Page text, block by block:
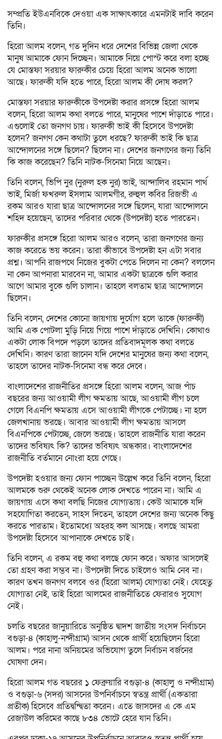
সম্প্রতি ইউএনবিকে দেওয়া এক সাক্ষাৎকারে এমনটাই দাবি করেন
তিনি।
হিরো আলম বলেন, গত দুদিন ধরে দেশের বিভিন্ন জেলা থেকে
মানুষ আমাকে ফোন দিচ্ছেন। আমাকে নিয়ে পোস্ট করে বলা হচ্ছে
যে মোস্তফা সরয়ার ফারুকীর চেয়ে হিরো আলম অনেক ভালো
আছে। ফারুকী যদি হতে পারে, হিরো আলম কী দোষ করল?
মোস্তফা সরয়ার ফারুকীকে উপদেষ্টা করার প্রসঙ্গে হিরো আলম
বলেন, হিরো আলম কথা বলতে পারে, মানুষের পাশে দাঁড়াতে পারে।
এগুলোই তো জনগণ চায়। ফারুকী ভাই কী হিসেবে উপদেষ্টা
হলেন? জনগণ কেন কথাটা তুলে ধরছে? ফারুকী ভাই কি ছাত্র
আন্দোলনের সঙ্গে ছিলেন? ছিলেন না। দেশের জনগণের জন্য তিনি
কি কাজ করেছেন? তিনি নাটক-সিনেমা নিয়ে আছেন।
তিনি বলেন, ভিপি নুর (নুরুল হক নুর) ভাই, আন্দালিব রহমান পার্থ
ভাই, মির্জা ফখরুল ইসলাম আলমগীর, রুহুল কবির রিজভী এ
রকম আরও যারা ছাত্র আন্দোলনের সঙ্গে ছিলেন, যারা আন্দোলনে
শহিদ হয়েছেন, তাদের পরিবার থেকে (উপদেষ্টা) হতে পারতেন।
ফারুকীর প্রসঙ্গে হিরো আলম আরও বলেন, তারা জনগণের জন্য
কাজ করেতে ভয় করেন। তারা কীভাবে উপদেষ্টা হন এটা সবার
প্রশ্ন। আপনি রাজপথে নিজের বুকটা পেতে দিলেন না কেন? বললেন
না কেন আপনারা মারবেন না, আমার একটা ছাত্রকে গুলি করার
আগে আমার বুকে গুলি চালান। তাহলে বলতাম ছাত্র আন্দোলনে
ছিলেন।
তিনি বলেন, দেশের কোনো জায়গায় দুর্যোগ হলে তাকে (ফারুকী)
আমি এক পোটলা মুড়ি নিয়ে গিয়ে পাশে দাঁড়াতে দেখিনি। কোথাও
একটা লোক বিপদে পড়লে তাদের প্রতিবাদমূলক কথা বলতে
দেখিনি। কারণ তারা জানেন যদি দেশের মানুষের জন্য কথা বলেন,
তাহলে তাদের নাটক-সিনেমা বন্ধ করে দেবে।
বাংলাদেশের রাজনীতির প্রসঙ্গে হিরো আলম বলেন, আজ পাঁচ
বছরের জন্য আওয়ামী লীগ ক্ষমতায় আছে, আওয়ামী লীগ চলে
গেলে বিএনপি ক্ষমতায় এসে আওয়ামী লীগকে পেটাচ্ছে। না হলে
জেলখানায় ভরছে। আবার আওয়ামী লীগ ক্ষমতায় আসলে
বিএনপিকে পেটাচ্ছে, জেলে ভরছে। তাহলে রাজনীতি যারা করেন
তাদের ভবিষ্যৎ কি? তাদের ভবিষ্যৎ অন্ধকার। বাংলাদেশের
রাজনীতি বর্তমানে নোংরা হয়ে গেছে।
উপদেষ্টা হওয়ার জন্য ফোন পাচ্ছেন উল্লেখ করে তিনি বলেন, হিরো
আলমকে শুরু থেকেই অনেক লোক দেখতে পারেন না। আমি এ
জায়গায় এসে কথা বলছি নিজের যোগ্যতায়। কেউ আমাকে যদি
সহযোগিতা করতেন, সাহস দিতেন, তাহলে দেশের জন্য অনেক কিছু
করতে পারতাম। ইতোমধ্যে অহরহ কল আসছে। বলছে আমরা
উপদেষ্টা হিসেবে আপানাকে দেখতে চাই।
তিনি বলেন, এ রকম বহু কথা বলছে ফোন করে। অফার আসলেই
তো গ্রহণ করা সম্ভব না। উপদেষ্টা দিতে চাইলেও আমি নেব না।
কারণ তখন জনগণ বলবে ওর (হিরো আলম) যোগ্যতা নেই। যেহেতু
যোগ্যতা নেই, তাই হিরো আলমের রাজনীতিতে ফেরারও সুযোগ
নেই।
চলতি বছরের জানুয়ারিতে অনুষ্ঠিত দ্বাদশ জাতীয় সংসদ নির্বাচনে
বগুড়া-৪ (কাহালু-নন্দীগ্রাম) আসন থেকে প্রার্থী হয়েছিলেন হিরো
আলম। পরে নানা অনিয়মের অভিযোগ তুলে নির্বাচন বর্জনের
ঘোষণা দেন।
হিরো আলম গত বছরের ১ ফেব্রুয়ারি বগুড়া-৪ (কাহালু ও নন্দীগ্রাম)
ও বগুড়া-৬ (সদর) আসনের উপনির্বাচনে স্বতন্ত্র প্রার্থী (একতারা
প্রতীক) হিসেবে প্রতিদ্বন্দ্বিতা করেন। এতে জাসদের এ কে এম
রেজাউল করিমের কাছে ৮৩৪ ভোটে হেরে যান তিনি।